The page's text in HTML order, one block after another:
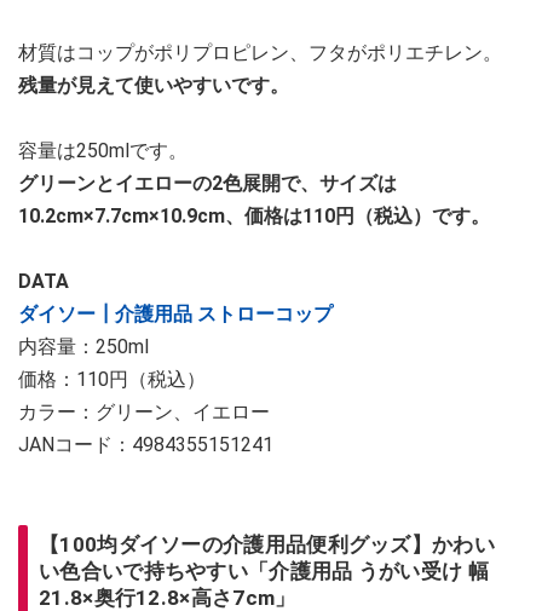
材質はコップがポリプロピレン、フタがポリエチレン。
残量が見えて使いやすいです。
容量は250mlです。
グリーンとイエローの2色展開で、サイズは
10.2cm×7.7cm×10.9cm、価格は110円（税込）です。
DATA
ダイソー┃介護用品 ストローコップ
内容量：250ml
価格：110円（税込）
カラー：グリーン、イエロー
JANコード：4984355151241
【100均ダイソーの介護用品便利グッズ】かわい
い色合いで持ちやすい「介護用品 うがい受け 幅
21.8×奥行12.8×高さ7cm」